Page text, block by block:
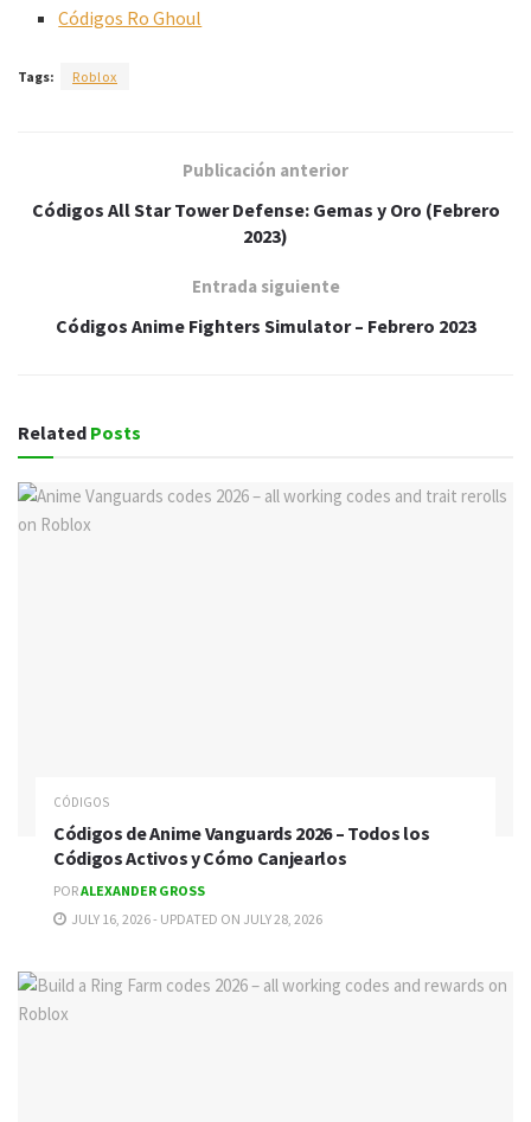
Códigos Ro Ghoul
Tags: Roblox
Publicación anterior
Códigos All Star Tower Defense: Gemas y Oro (Febrero
2023)
Entrada siguiente
Códigos Anime Fighters Simulator – Febrero 2023
Related Posts
CÓDIGOS
Códigos de Anime Vanguards 2026 – Todos los
Códigos Activos y Cómo Canjearlos
PORALEXANDER GROSS
JULY 16, 2026 - UPDATED ON JULY 28, 2026